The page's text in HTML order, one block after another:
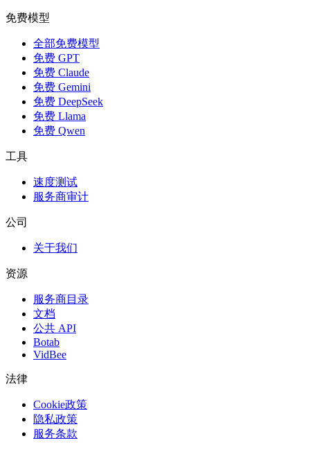
免费模型
全部免费模型
免费 GPT
免费 Claude
免费 Gemini
免费 DeepSeek
免费 Llama
免费 Qwen
工具
速度测试
服务商审计
公司
关于我们
资源
服务商目录
文档
公共 API
Botab
VidBee
法律
Cookie政策
隐私政策
服务条款